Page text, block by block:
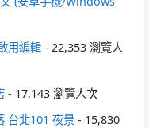
用編輯 - 22,353 瀏覽人
- 17,143 瀏覽人次
台北101 夜景 - 15,830